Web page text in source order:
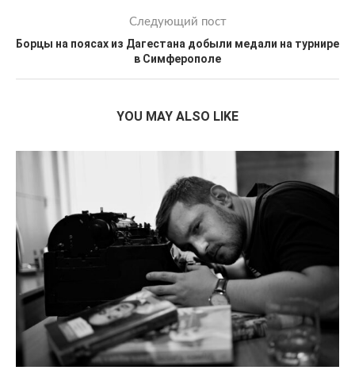
Следующий пост
Борцы на поясах из Дагестана добыли медали на турнире
в Симферополе
YOU MAY ALSO LIKE